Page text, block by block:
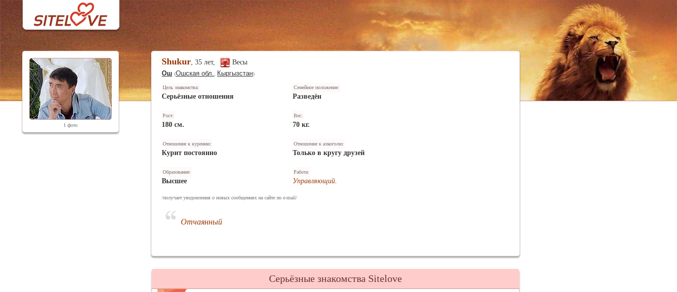
1 фото
Shukur, 35 лет,
Весы
Ош (Ошская обл. Кыргызстан)
Цель знакомства:
Серьёзные отношения
Семейное положение:
Разведён
Рост:
180 см.
Вес:
70 кг.
Отношение к курению:
Курит постоянно
Отношение к алкоголю:
Только в кругу друзей
Образование:
Высшее
Работа:
Управляющий.
/получает уведомления о новых сообщениях на сайте по e-mail/
Отчаянный
Серьёзные знакомства Sitelove